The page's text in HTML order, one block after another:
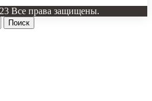
Все права защищены.
Поиск